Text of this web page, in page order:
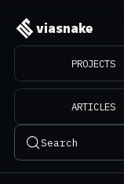
viasnake
PROJECTS
ARTICLES
Search